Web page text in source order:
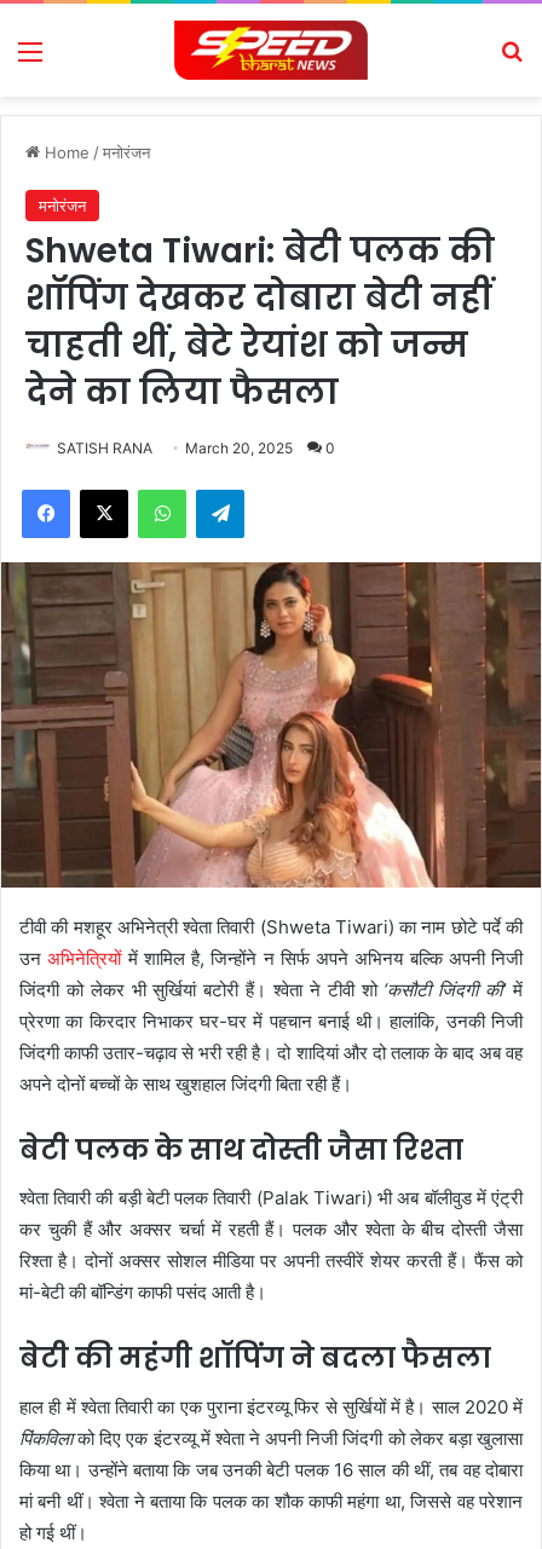
Menu
Home /मनोरंजन
मनोरंजन
Shweta Tiwari: बेटी पलक की
शॉपिंग देखकर दोबारा बेटी नहीं
चाहती थीं, बेटे रेयांश को जन्म
देने का लिया फैसला
SATISH RANA March 20, 2025 0
Facebook
X WhatsAppTelegram
टीवी की मशहूर अभिनेत्री श्वेता तिवारी (Shweta Tiwari) का नाम छोटे पर्दे की
उनअभिनेत्रियोंमें शामिल है, जिन्होंने न सिर्फ अपने अभिनय बल्कि अपनी निजी
जिंदगी को लेकर भी सुर्खियां बटोरी हैं। श्वेता ने टीवी शो ‘कसौटी जिंदगी की’में
प्रेरणा का किरदार निभाकर घर-घर में पहचान बनाई थी। हालांकि, उनकी निजी
जिंदगी काफी उतार-चढ़ाव से भरी रही है। दो शादियां और दो तलाक के बाद अब वह
अपने दोनों बच्चों के साथ खुशहाल जिंदगी बिता रही हैं।
बेटी पलक के साथ दोस्ती जैसा रिश्ता
श्वेता तिवारी की बड़ी बेटी पलक तिवारी (Palak Tiwari) भी अब बॉलीवुड में एंट्री
कर चुकी हैं और अक्सर चर्चा में रहती हैं। पलक और श्वेता के बीच दोस्ती जैसा
रिश्ता है। दोनों अक्सर सोशल मीडिया पर अपनी तस्वीरें शेयर करती हैं। फैंस को
मां-बेटी की बॉन्डिंग काफी पसंद आती है।
बेटी की महंगी शॉपिंग ने बदला फैसला
हाल ही में श्वेता तिवारी का एक पुराना इंटरव्यू फिर से सुर्खियों में है। साल 2020 में
पिंकविलाको दिए एक इंटरव्यू में श्वेता ने अपनी निजी जिंदगी को लेकर बड़ा खुलासा
किया था। उन्होंने बताया कि जब उनकी बेटी पलक 16 साल की थीं, तब वह दोबारा
मां बनी थीं। श्वेता ने बताया कि पलक का शौक काफी महंगा था, जिससे वह परेशान
हो गई थीं।